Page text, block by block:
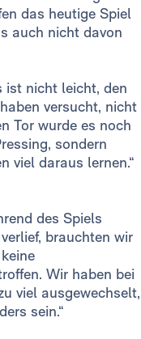
das heutige Spiel
auch nicht davon
ist nicht leicht, den
versucht, nicht
Tor wurde es noch
sondern
viel daraus lernen.“
des Spiels
brauchten wir
Wir haben bei
viel ausgewechselt,
sein.“